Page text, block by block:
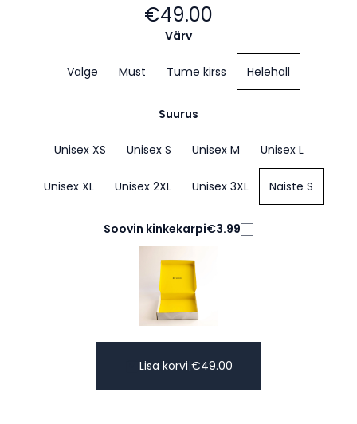
€49.00
Värv
Valge Must Tume kirss Helehall
Suurus
Unisex XS Unisex S Unisex M Unisex L
Unisex XL Unisex 2XL Unisex 3XL Naiste S
Soovin kinkekarpi€3.99
Lisa korvi|€49.00